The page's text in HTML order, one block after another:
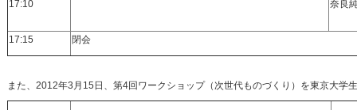
17:10
奈良
17:15 閉会
また、2012年3月15日、第4回ワークショップ（次世代ものづくり）を東京大学